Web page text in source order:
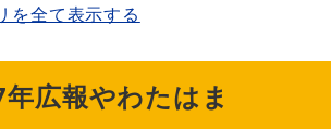
を全て表示する
広報やわたはま